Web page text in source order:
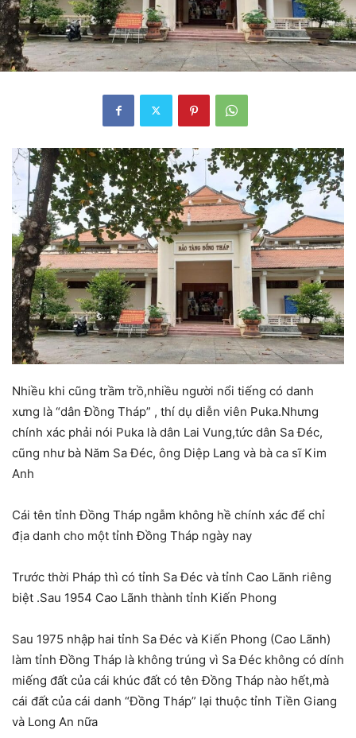
Nhiều khi cũng trầm trồ,nhiều người nổi tiếng có danh
xưng là “dân Đồng Tháp” , thí dụ diễn viên Puka.Nhưng
chính xác phải nói Puka là dân Lai Vung,tức dân Sa Đéc,
cũng như bà Năm Sa Đéc, ông Diệp Lang và bà ca sĩ Kim
Anh
Cái tên tỉnh Đồng Tháp ngẫm không hề chính xác để chỉ
địa danh cho một tỉnh Đồng Tháp ngày nay
Trước thời Pháp thì có tỉnh Sa Đéc và tỉnh Cao Lãnh riêng
biệt .Sau 1954 Cao Lãnh thành tỉnh Kiến Phong
Sau 1975 nhập hai tỉnh Sa Đéc và Kiến Phong (Cao Lãnh)
làm tỉnh Đồng Tháp là không trúng vì Sa Đéc không có dính
miếng đất của cái khúc đất có tên Đồng Tháp nào hết,mà
cái đất của cái danh “Đồng Tháp” lại thuộc tỉnh Tiền Giang
và Long An nữa